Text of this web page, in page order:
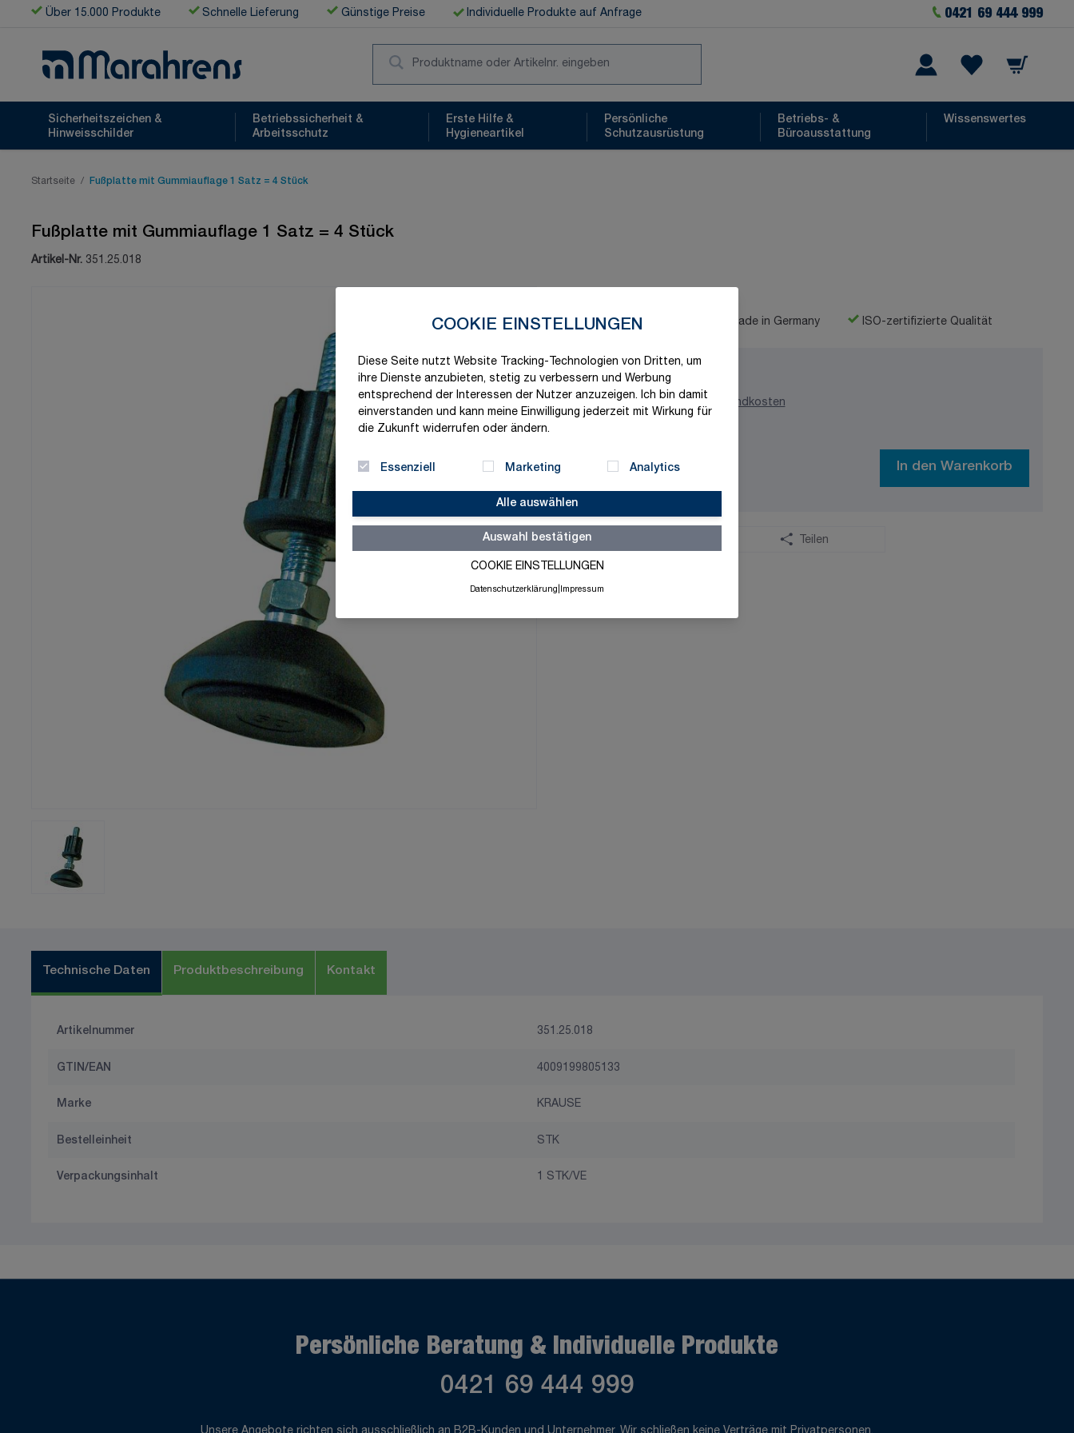
COOKIE EINSTELLUNGEN
Diese Seite nutzt Website Tracking-Technologien von Dritten, um
ihre Dienste anzubieten, stetig zu verbessern und Werbung
entsprechend der Interessen der Nutzer anzuzeigen. Ich bin damit
einverstanden und kann meine Einwilligung jederzeit mit Wirkung für
die Zukunft widerrufen oder ändern.
Essenziell Marketing Analytics
Alle auswählen
Auswahl bestätigen
COOKIE EINSTELLUNGEN
Datenschutzerklärung Impressum
Zum Inhalt springen
Über 15.000 Produkte Schnelle Lieferung Günstige Preise Individuelle Produkte auf Anfrage 0421 69 444 999
Warenkorb
Sicherheitszeichen &
Hinweisschilder
Betriebssicherheit &
Arbeitsschutz
Erste Hilfe &
Hygieneartikel
Persönliche
Schutzausrüstung
Betriebs- &
Büroausstattung
Wissenswertes
Startseite / Fußplatte mit Gummiauflage 1 Satz = 4 Stück
Fußplatte mit Gummiauflage 1 Satz = 4 Stück
Artikel-Nr. 351.25.018
Schnelle Lieferung Made in Germany ISO-zertifizierte Qualität
97,69 €
exklusive MwSt. und zzgl. Versandkosten
+ In den Warenkorb
Teilen
Technische Daten Produktbeschreibung Kontakt
Artikelnummer 351.25.018
GTIN/EAN 4009199805133
Marke KRAUSE
Bestelleinheit STK
Verpackungsinhalt 1 STK/VE
Persönliche Beratung & Individuelle Produkte
0421 69 444 999